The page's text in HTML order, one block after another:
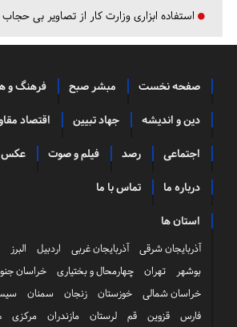
استفاده ابزاری وزارت کار از تصاویر بی
صفحه نخست مبشر صبح فرهنگ و
دین و اندیشه جهاد تبیین اقتصاد
اجتماعی رصد فیلم و صوت عکس
درباره ما تماس با ما
استان ها
آذربایجان شرقی آذربایجان غربی اردبیل البرز
بوشهر
تهران چهارمحال و بختیاری خراسان
خراسان شمالی
خوزستان زنجان سمنان
فارس
قزوین قم لرستان مازندران مرکزی